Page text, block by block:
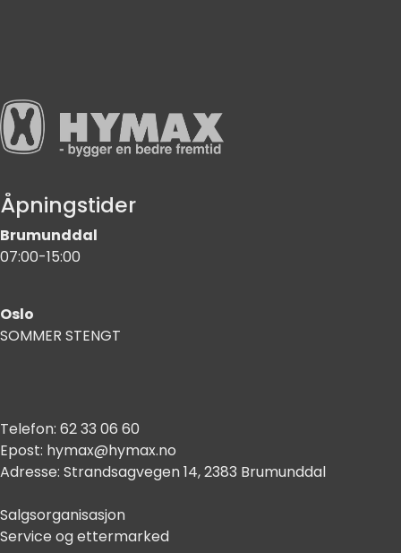
Åpningstider
Brumunddal
07:00-15:00
Oslo
SOMMER STENGT
Telefon: 62 33 06 60
Epost: hymax@hymax.no
Adresse: Strandsagvegen 14, 2383 Brumunddal
Salgsorganisasjon
Service og ettermarked